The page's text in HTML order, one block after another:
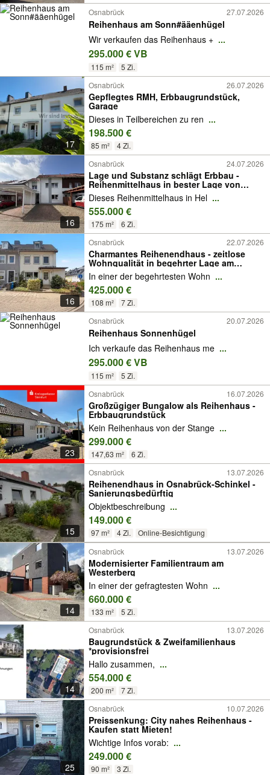
Osnabrück
27.07.2026
Reihenhaus am Sonn#ääenhügel
Wir verkaufen das Reihenhaus + ...
295.000 € VB
115 m² 5 Zi.
17
Osnabrück 26.07.2026
Gepflegtes RMH, Erbbaugrundstück,
Garage
Dieses in Teilbereichen zu ren ...
198.500 €
85 m² 4 Zi.
16
Osnabrück 24.07.2026
Lage und Substanz schlägt Erbbau -
Reihenmittelhaus in bester Lage von
Hellern
Dieses Reihenmittelhaus in Hel ...
555.000 €
175 m² 6 Zi.
16
Osnabrück 22.07.2026
Charmantes Reihenendhaus - zeitlose
Wohnqualität in begehrter Lage am
Osnabrücker Westerberg
In einer der begehrtesten Wohn ...
425.000 €
108 m²
7 Zi.
Osnabrück
20.07.2026
Reihenhaus Sonnenhügel
Ich verkaufe das Reihenhaus me ...
295.000 € VB
115 m² 5 Zi.
23
Osnabrück 16.07.2026
Großzügiger Bungalow als Reihenhaus -
Erbbaugrundstück
Kein Reihenhaus von der Stange ...
299.000 €
147,63 m² 6 Zi.
15
Osnabrück 13.07.2026
Reihenendhaus in Osnabrück-Schinkel -
Sanierungsbedürftig
Objektbeschreibung ...
149.000 €
97 m² 4 Zi. Online-Besichtigung
14
Osnabrück 13.07.2026
Modernisierter Familientraum am
Westerberg
In einer der gefragtesten Wohn ...
660.000 €
133 m² 5 Zi.
14
Osnabrück 13.07.2026
Baugrundstück & Zweifamilienhaus
*provisionsfrei
Hallo zusammen, ...
554.000 €
200 m² 7 Zi.
25
Osnabrück 10.07.2026
Preissenkung: City nahes Reihenhaus -
Kaufen statt Mieten!
Wichtige Infos vorab: ...
249.000 €
90 m² 3 Zi.